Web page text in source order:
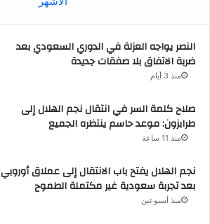
النصر يواجه العزلة في الدوري السعودي بعد
ضربة الاتفاق بلا صفقات جديدة
منذ 3 أيام
صلاح كلمة السر في انتقال نجم الهلال إلى
طرابزون: موعد حاسم ينتظره الجميع
منذ 11 ساعة
نجم الهلال يفتح باب الانتقال إلى عملاق أوروبي
بعد تجربة سعودية غير مكتملة الطموح
منذ أسبوعين